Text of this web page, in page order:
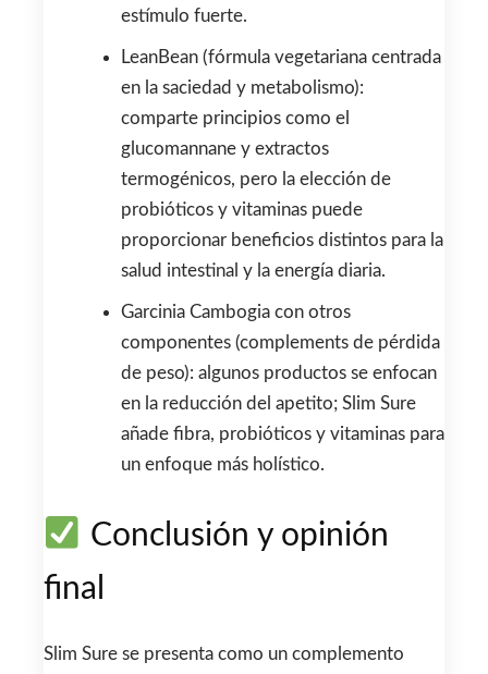
estímulo fuerte.
LeanBean (fórmula vegetariana centrada
en la saciedad y metabolismo):
comparte principios como el
glucomannane y extractos
termogénicos, pero la elección de
probióticos y vitaminas puede
proporcionar beneficios distintos para la
salud intestinal y la energía diaria.
Garcinia Cambogia con otros
componentes (complements de pérdida
de peso): algunos productos se enfocan
en la reducción del apetito; Slim Sure
añade fibra, probióticos y vitaminas para
un enfoque más holístico.
Conclusión y opinión
final
Slim Sure se presenta como un complemento